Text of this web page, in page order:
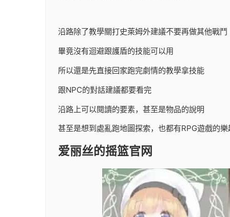
沿路除了教學關打史萊姆外建議不要再做其他戰鬥
畢竟沒有迴避跟護盾的技能可以用
所以還是先直接回家跑完劇情的教學拿技能
跟NPC的對話建議都要看完
沿路上可以閱讀的要素，甚至是物品的說明
甚至是想到處亂跑地圖探索，也都有RPG遊戲的樂
爱丽丝的摇篮官网